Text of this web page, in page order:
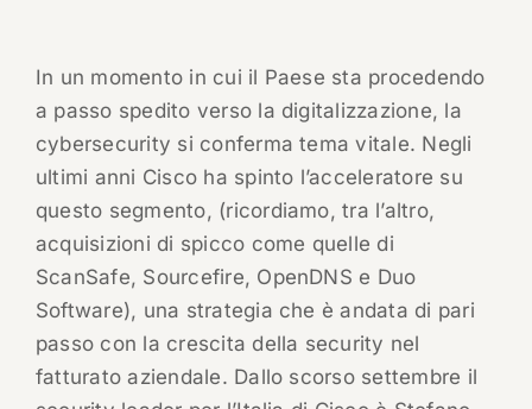
In un momento in cui il Paese sta procedendo
a passo spedito verso la digitalizzazione, la
cybersecurity si conferma tema vitale. Negli
ultimi anni Cisco ha spinto l’acceleratore su
questo segmento, (ricordiamo, tra l’altro,
acquisizioni di spicco come quelle di
ScanSafe, Sourcefire, OpenDNS e Duo
Software), una strategia che è andata di pari
passo con la crescita della security nel
fatturato aziendale. Dallo scorso settembre il